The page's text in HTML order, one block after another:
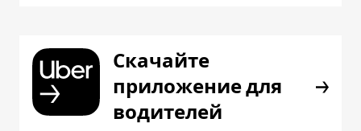
Скачайте
приложение для
водителей